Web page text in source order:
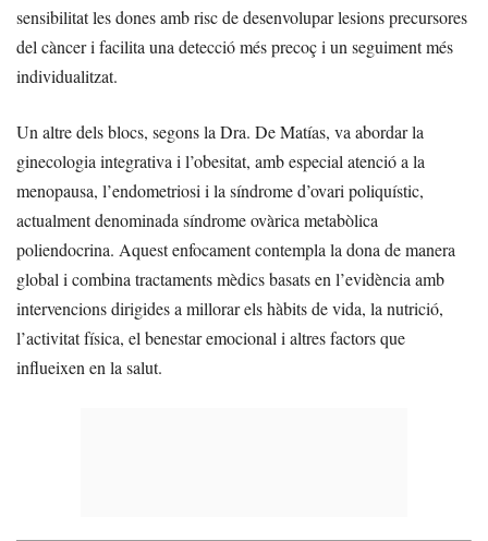
sensibilitat les dones amb risc de desenvolupar lesions precursores
del càncer i facilita una detecció més precoç i un seguiment més
individualitzat.
Un altre dels blocs, segons la Dra. De Matías, va abordar la
ginecologia integrativa i l’obesitat, amb especial atenció a la
menopausa, l’endometriosi i la síndrome d’ovari poliquístic,
actualment denominada síndrome ovàrica metabòlica
poliendocrina. Aquest enfocament contempla la dona de manera
global i combina tractaments mèdics basats en l’evidència amb
intervencions dirigides a millorar els hàbits de vida, la nutrició,
l’activitat física, el benestar emocional i altres factors que
influeixen en la salut.